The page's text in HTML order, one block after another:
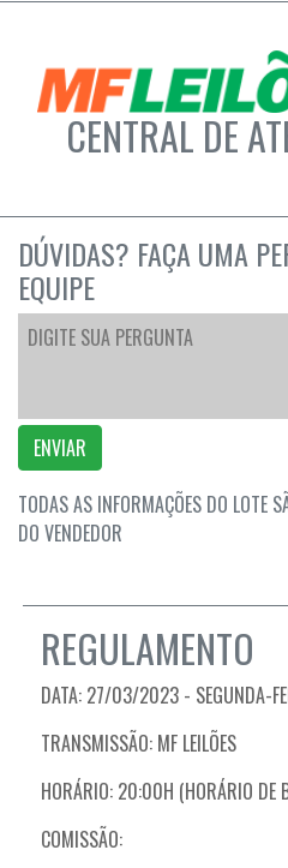
CENTRAL DE
DÚVIDAS? FAÇA UMA
EQUIPE
ENVIAR
TODAS AS INFORMAÇÕES DO LOTE
DO VENDEDOR
REGULAMENTO
DATA: 27/03/2023 - SEGUNDA-
TRANSMISSÃO: MF LEILÕES
HORÁRIO: 20:00H (HORÁRIO DE
COMISSÃO: